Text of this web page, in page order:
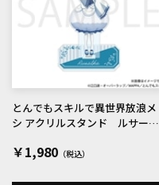
とんでもスキルで異世界放浪メ
シ アクリルスタンド ルサール
￥1,980